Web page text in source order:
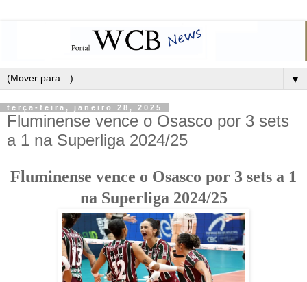
▼
terça-feira, janeiro 28, 2025
Fluminense vence o Osasco por 3 sets
a 1 na Superliga 2024/25
Fluminense vence o Osasco por 3 sets a 1
na Superliga 2024/25